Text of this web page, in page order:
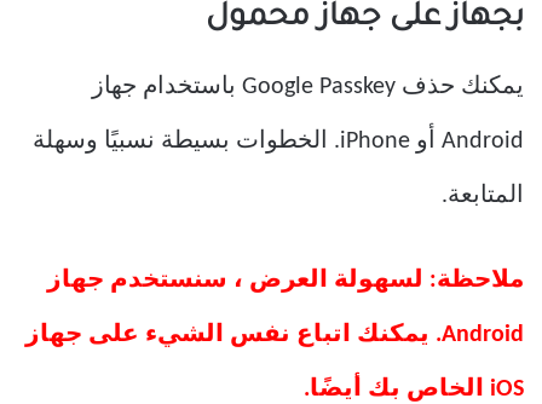
بجهاز على جهاز محمول
يمكنك حذف Google Passkey باستخدام جهاز
Android أو iPhone. الخطوات بسيطة نسبيًا وسهلة
المتابعة.
ملاحظة: لسهولة العرض ، سنستخدم جهاز
Android. يمكنك اتباع نفس الشيء على جهاز
iOS الخاص بك أيضًا.